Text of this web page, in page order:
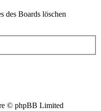
des Boards löschen
© phpBB Limited